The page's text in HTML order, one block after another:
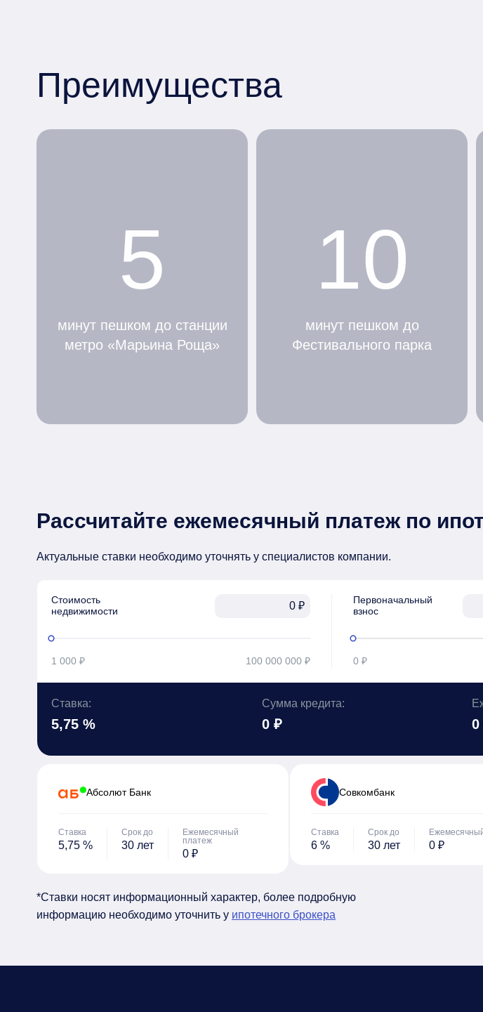
Преимущества
5
минут пешком до станции
метро «Марьина Роща»
10
минут пешком до
Фестивального парка
Рассчитайте ежемесячный платеж по
Актуальные ставки необходимо уточнять у специалистов компании.
Стоимость
недвижимости
₽
1 000 ₽ 100 000 000 ₽
Первоначальный
взнос
0 ₽
Ставка:
5,75 %
Сумма кредита:
0 ₽ 0
Абсолют Банк
Ставка
5,75 %
Срок до
30 лет
Ежемесячный
платеж
0 ₽
Cовкомбанк
Ставка
6 %
Срок до
30 лет 0 ₽
*Ставки носят информационный характер, более подробную
информацию необходимо уточнить у ипотечного брокера